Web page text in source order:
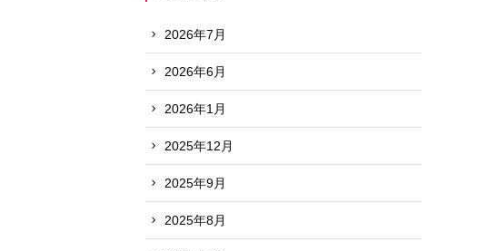
2026年7月
2026年6月
2026年1月
2025年12月
2025年9月
2025年8月